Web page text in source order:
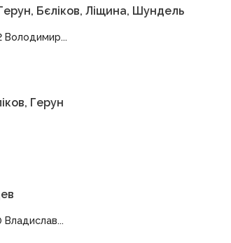
Бєліков, Ліщина, Шундель
Володимир...
Герун
Владислав...